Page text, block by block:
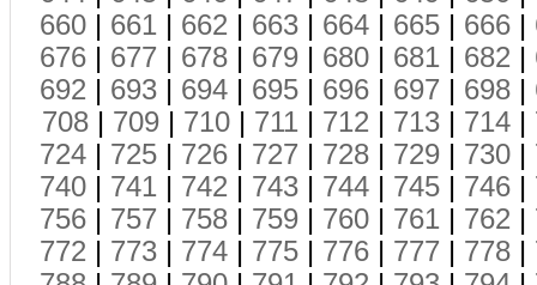
660 | 661 | 662 | 663 | 664 | 665 | 666 |
676 | 677 | 678 | 679 | 680 | 681 | 682 |
692 | 693 | 694 | 695 | 696 | 697 | 698 |
708 | 709 | 710 | 711 | 712 | 713 | 714 |
724 | 725 | 726 | 727 | 728 | 729 | 730 |
740 | 741 | 742 | 743 | 744 | 745 | 746 |
756 | 757 | 758 | 759 | 760 | 761 | 762 |
772 | 773 | 774 | 775 | 776 | 777 | 778 |